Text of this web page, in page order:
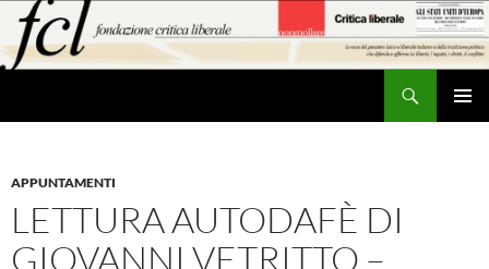
contenuto
APPUNTAMENTI
LETTURA AUTODAFÈ DI
GIOVANNI VETRITTO –